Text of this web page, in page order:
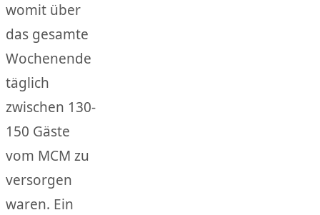
womit über
das gesamte
Wochenende
täglich
zwischen 130-
150 Gäste
vom MCM zu
versorgen
waren. Ein